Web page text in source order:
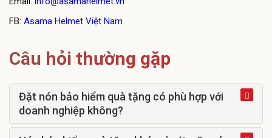
FB: Asama Helmet Việt Nam
Câu hỏi thường gặp
Đặt nón bảo hiểm quà tặng có phù hợp với
doanh nghiệp không?